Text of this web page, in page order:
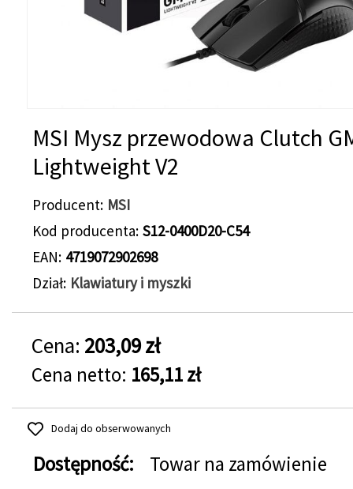
MSI Mysz przewodowa Clutch
Lightweight V2
Producent MSI
Kod producenta S12-0400D20-C54
EAN 4719072902698
Dział Klawiatury i myszki
Cena: 203,09 zł
Cena netto: 165,11 zł
Dodaj do obserwowanych
Dostępność:
Towar na zamówienie